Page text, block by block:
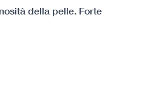
della pelle. Forte